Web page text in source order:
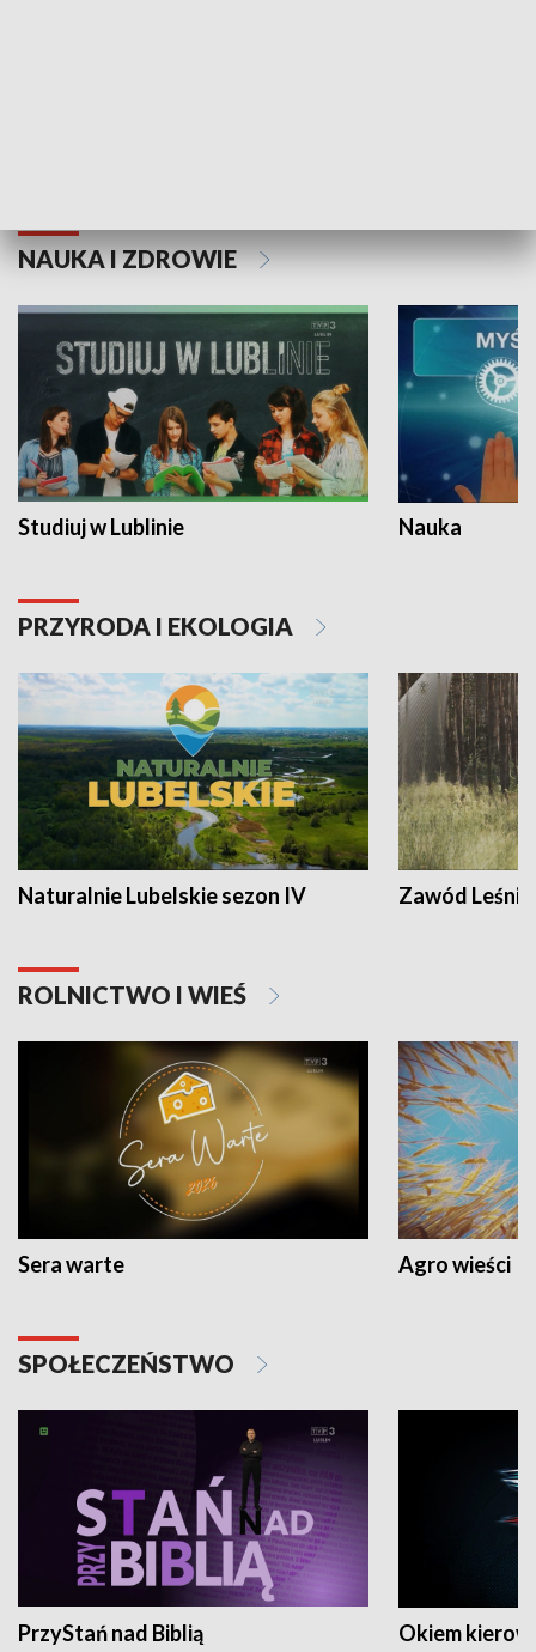
NAUKA I ZDROWIE
Studiuj w Lublinie Nauka
PRZYRODA I EKOLOGIA
Naturalnie Lubelskie sezon IV Zawód Leśnik
ROLNICTWO I WIEŚ
Sera warte Agro wieści
SPOŁECZEŃSTWO
PrzyStań nad Biblią Okiem